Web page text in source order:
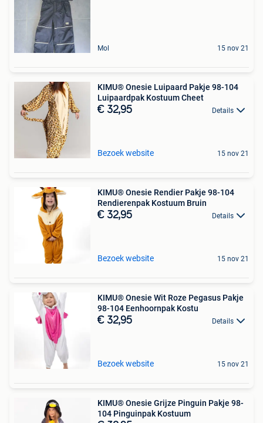
Mol 15 nov 21
KIMU® Onesie Luipaard Pakje 98-104
Luipaardpak Kostuum Cheet
€ 32,95 Details
Bezoek website 15 nov 21
KIMU® Onesie Rendier Pakje 98-104
Rendierenpak Kostuum Bruin
€ 32,95 Details
Bezoek website 15 nov 21
KIMU® Onesie Wit Roze Pegasus Pakje
98-104 Eenhoornpak Kostu
€ 32,95 Details
Bezoek website 15 nov 21
KIMU® Onesie Grijze Pinguin Pakje 98-
104 Pinguinpak Kostuum